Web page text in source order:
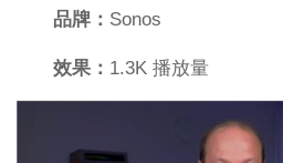
品牌： Sonos
效果： 1.3K 播放量